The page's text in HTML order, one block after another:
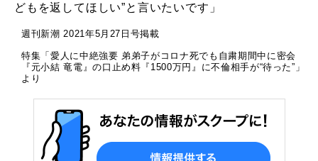
どもを返してほしい”と言いたいです」
週刊新潮 2021年5月27日号掲載
特集「愛人に中絶強要 弟弟子がコロナ死でも自粛期間中に密会
『元小結 竜電』の口止め料『1500万円』に不倫相手が“待った”」
より